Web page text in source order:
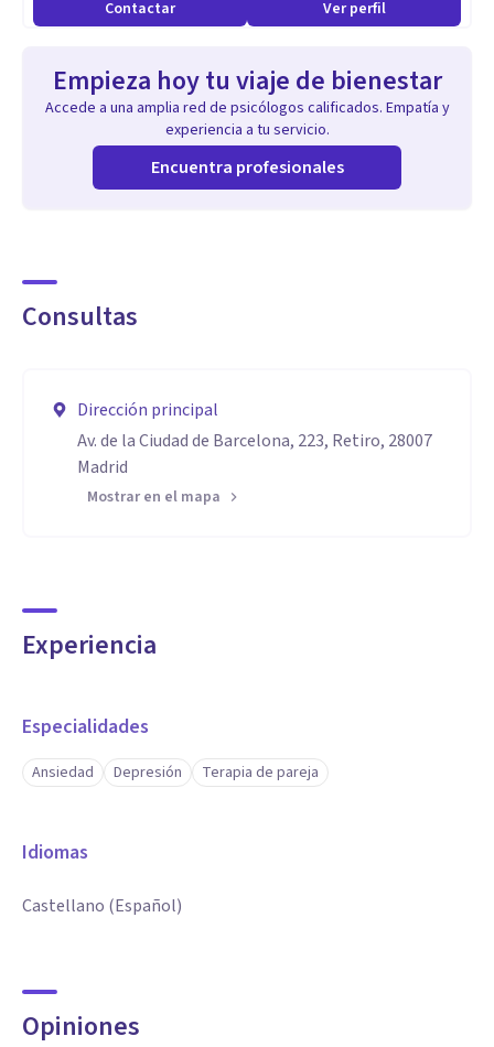
Contactar Ver perfil
Empieza hoy tu viaje de bienestar
Accede a una amplia red de psicólogos calificados. Empatía y
experiencia a tu servicio.
Encuentra profesionales
Consultas
Dirección principal
Av. de la Ciudad de Barcelona, 223, Retiro, 28007
Madrid
Mostrar en el mapa
Experiencia
Especialidades
Ansiedad Depresión Terapia de pareja
Idiomas
Castellano (Español)
Opiniones